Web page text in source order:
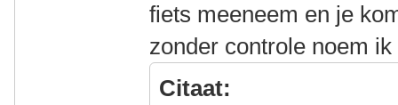
fiets meeneem en je
zonder controle noem
Citaat: